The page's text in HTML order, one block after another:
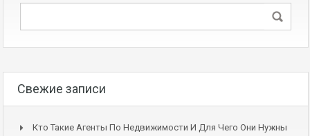
Свежие записи
Кто Такие Агенты По Недвижимости И Для Чего Они Нужны